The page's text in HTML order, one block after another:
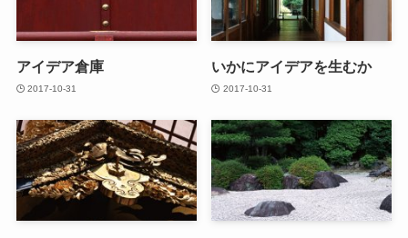
アイデア倉庫
2017-10-31
いかにアイデアを生むか
2017-10-31